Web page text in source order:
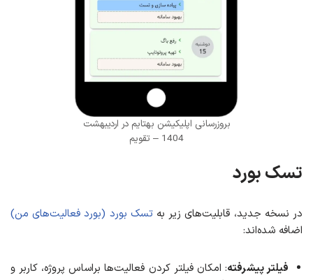
بروزرسانی اپلیکیشن بهتایم در اردیبهشت
1404 – تقویم
تسک بورد
در نسخه جدید، قابلیت‌های زیر به تسک بورد (بورد فعالیت‌های من)
اضافه شده‌اند:
فیلتر پیشرفته: امکان فیلتر کردن فعالیت‌ها براساس پروژه، کاربر و